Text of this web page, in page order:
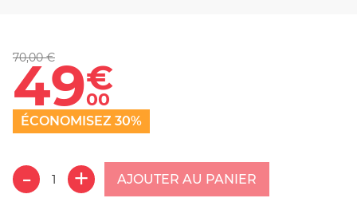
70,00 €
49€
00
ÉCONOMISEZ 30%
AJOUTER AU PANIER